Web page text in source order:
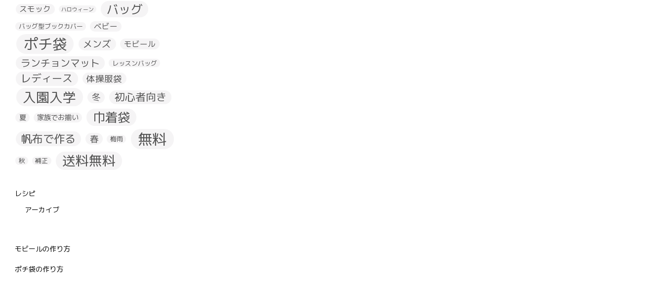
スモック ハロウィーン バッグ
バッグ型ブックカバー ベビー
ポチ袋 メンズ モビール
ランチョンマット レッスンバッグ
レディース 体操服袋
入園入学 冬 初心者向き
夏 家族でお揃い 巾着袋
帆布で作る 春 梅雨 無料
秋 補正 送料無料
レシピ
アーカイブ
モビールの作り方
ポチ袋の作り方